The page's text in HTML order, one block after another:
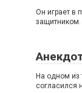
Он играет в
защитником.
На одном из
согласился